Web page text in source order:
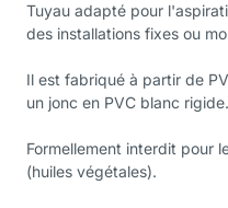
Tuyau adapté pour
des installations fixes ou
Il est fabriqué à partir de
un jonc en PVC blanc rigide.
Formellement interdit pour
(huiles végétales).